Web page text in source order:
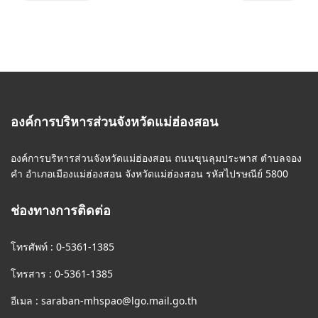
องค์การบริหารส่วนจังหวัดแม่ฮ่องสอน
องค์การบริหารส่วนจังหวัดแม่ฮ่องสอน ถนนขุนลุมประพาส ตำบลจอง
คำ อำเภอเมืองแม่ฮ่องสอน จังหวัดแม่ฮ่องสอน รหัสไปรษณีย์ 5800
ช่องทางการติดต่อ
โทรศัพท์ : 0-5361-1385
โทรสาร : 0-5361-1385
อีเมล : saraban-mhspao@lgo.mail.go.th